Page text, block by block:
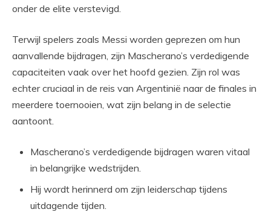
onder de elite verstevigd.
Terwijl spelers zoals Messi worden geprezen om hun
aanvallende bijdragen, zijn Mascherano’s verdedigende
capaciteiten vaak over het hoofd gezien. Zijn rol was
echter cruciaal in de reis van Argentinië naar de finales in
meerdere toernooien, wat zijn belang in de selectie
aantoont.
Mascherano’s verdedigende bijdragen waren vitaal
in belangrijke wedstrijden.
Hij wordt herinnerd om zijn leiderschap tijdens
uitdagende tijden.